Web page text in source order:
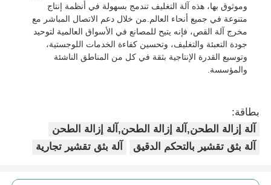
وموثوق بها، هذه آلة التغليف تندمج بسهولة في أنظمة إنتاج
متنوعة في جميع أنحاء العالم.من خلال دعم الاتصال المباشر مع
مخرج آلة القص، فإنه يتيح للمصانع في الأسواق العالمية لتوحيد
جودة التعبئة والتغليف، وتحسين كفاءة الخدمات اللوجستية،
وتوسيع القدرة الإنتاجية بثقة في كل من المناطق الناشئة
والمؤسسة.
بطاقة:
آلة إزالة الطحن,آلة إزالة الطحن,آلة إزالة الطحن
آلة بثق تقشير بالتحكم الدقيق
آلة بثق تقشير تجارية